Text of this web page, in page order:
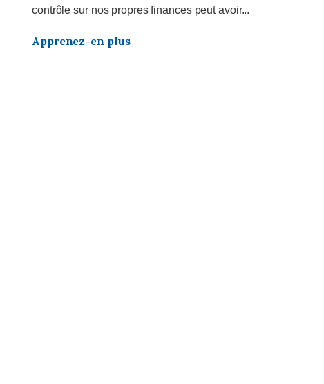
contrôle sur nos propres finances peut avoir...
Apprenez-en plus